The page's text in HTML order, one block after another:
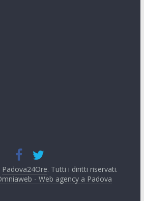
Padova24Ore. Tutti i diritti riservati.
- Web agency a Padova